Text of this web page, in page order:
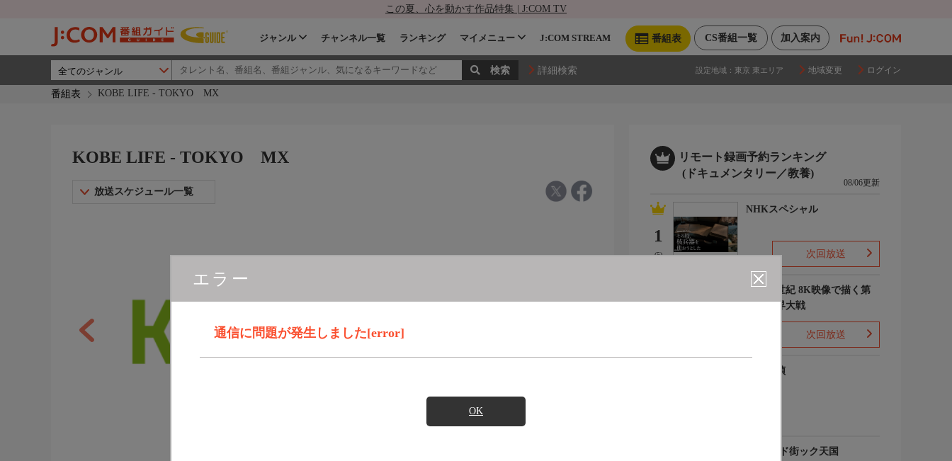
この夏、心を動かす作品特集 | J:COM TV
加入案内
CS番組一覧
番組表
ジャンル チャンネル一覧 ランキング マイメニュー J:COM STREAM
詳細検索 設定地域： 東京 東エリア 地域変更 ログイン
番組表 KOBE LIFE - TOKYO MX
エラー
通信に問題が発生しました[error]
OK
KOBE LIFE - TOKYO MX
放送スケジュール一覧
リモート録画予約ランキング
(ドキュメンタリー／教養)
08/06更新
1
(5)
NHKスペシャル
次回放送
映像の世紀 8K映像で描く第
二次世界大戦
次回放送
歴史探偵
出没!アド街ック天国